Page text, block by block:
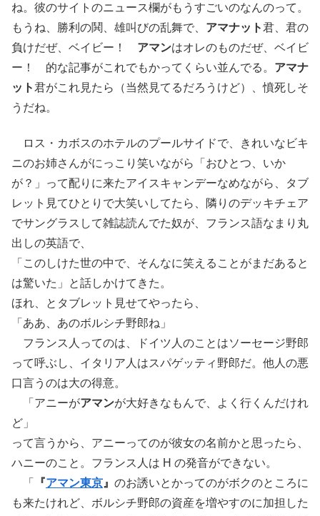
ね。彼のサイトのニュース欄がもうすごいのなんのって。
もうね、勝利の鬨、雄叫びの乱舞で、 アマナット君、君の
負けだぜ、ベイビー！ アマンはオレのものだぜ、ベイビ
ー！ 的な記事がこれでもかってくらい並んでる。 アマナ
ット君がこれ見たら（当然見てるだろうけど）、憤死しそ
うだね。
ロス・カボスのホテルのプールサイドで、きれいなビキ
ニのお姉さんがにっこり笑いながら「おひとつ、いか
が？」って配りに来たアイスキャンデーなめながら、タブ
レット見てひとりで大笑いしてたら、隣りのデッキチェア
でサングラスして雑誌読んでた奴が、フランス語なまり丸
出しの英語で、
「このしけた世の中で、そんなに笑えることがまだあると
は驚いた」と話しかけてきた。
ほれ、と タブレット見せてやったら、
「ああ、あのボルシチ野郎ね」
フランス人ってのは、ドイツ人のことはソーセージ野郎
って呼ぶし、イタリア人はスパゲッティ野郎だ。他人の悪
口言うのは大の得意。
「アニーがアマンが大好きなもんで、よく行くんだけれ
ど」
って言うから、アニーってのが彼女の名前かと思ったら、
ハニーのこと。フランス人は H の発音ができない。
「
『アマン東京 』 のお誘いとかってのがボクのところに
も来たけれど、ボルシチ野郎の資産を増やすのに加担した